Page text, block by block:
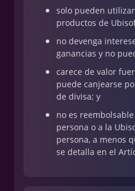
solo pueden
productos de
no devenga
ganancias y no
carece de valor
puede canjearse
de divisa; y
no es
persona o a la
persona, a menos
se detalla en el